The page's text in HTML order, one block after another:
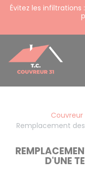
Évitez les
Couvreur
Remplacement
D'UNE
Panneau de gestion